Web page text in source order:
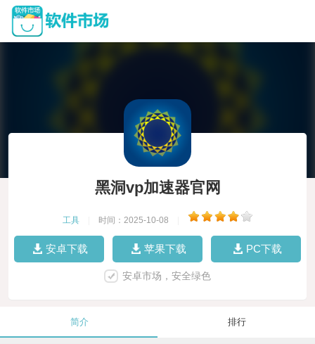
黑洞vp加速器官网
工具 时间：2025-10-08
安卓下载 苹果下载 PC下载
安卓市场，安全绿色
简介 排行